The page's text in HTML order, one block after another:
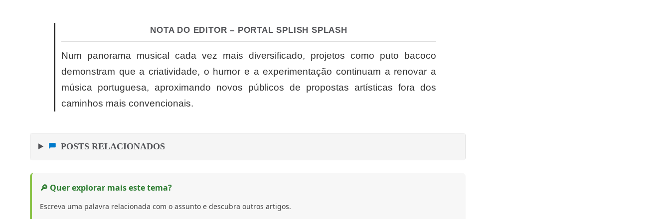
NOTA DO EDITOR – PORTAL SPLISH SPLASH
Num panorama musical cada vez mais diversificado, projetos como puto bacoco
demonstram que a criatividade, o humor e a experimentação continuam a renovar a
música portuguesa, aproximando novos públicos de propostas artísticas fora dos
caminhos mais convencionais.
POSTS RELACIONADOS
🔎 Quer explorar mais este tema?
Escreva uma palavra relacionada com o assunto e descubra outros artigos.